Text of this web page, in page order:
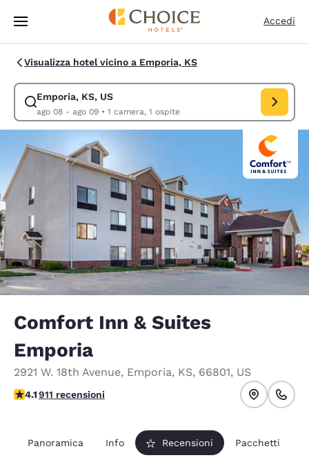
Vai A Contenuto Principale
Accedi
Visualizza hotel vicino a Emporia, KS
Emporia, KS, US
ago 08 - ago 09• 1 camera, 1 ospite
Modifica la ricerca per Emporia, KS, US. Data di check-in ago 08,
Comfort Inn & Suites
Emporia
2921 W. 18th Avenue, Emporia, KS, 66801, US
Valutazione di 4.1 stelle. Molto buono.
4.1911 recensioni
Panoramica Info Recensioni Pacchetti